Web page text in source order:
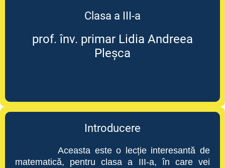
Clasa a III-a
prof. înv. primar Lidia Andreea
Pleșca
Introducere
Aceasta este o lecție interesantă de
matematică, pentru clasa a III-a, în care vei